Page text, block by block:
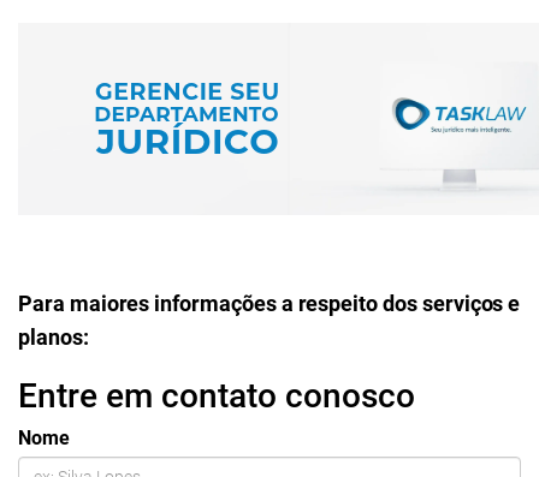
Para maiores informações a respeito dos serviços e
planos:
Entre em contato conosco
Nome